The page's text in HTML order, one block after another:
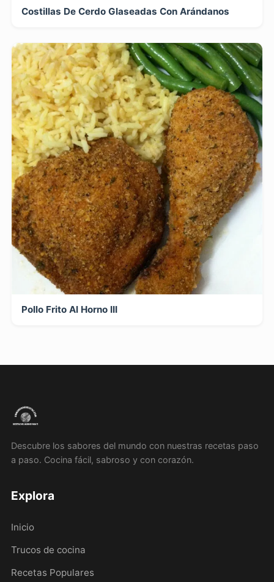
Costillas De Cerdo Glaseadas Con Arándanos
Pollo Frito Al Horno III
Descubre los sabores del mundo con nuestras recetas paso
a paso. Cocina fácil, sabroso y con corazón.
Explora
Inicio
Trucos de cocina
Recetas Populares